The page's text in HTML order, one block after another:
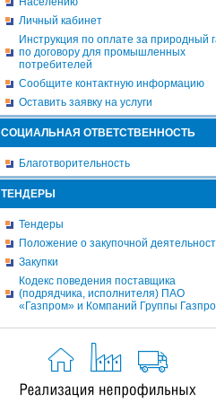
Личный кабинет
Инструкция по оплате за природный
по договору для промышленных
потребителей
Сообщите контактную информацию
Оставить заявку на услуги
СОЦИАЛЬНАЯ ОТВЕТСТВЕННОСТЬ
Благотворительность
ТЕНДЕРЫ
Тендеры
Положение о закупочной
Закупки
Кодекс поведения поставщика
(подрядчика, исполнителя) ПАО
«Газпром» и Компаний Группы